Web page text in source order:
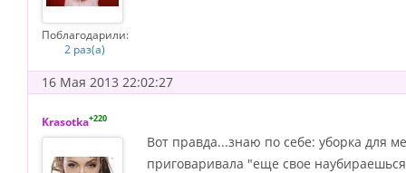
Поблагодарили:
2 раз(а)
16 Мая 2013 22:02:27
Krasotka+220
Вот правда...знаю по себе: уборка для
приговаривала "еще свое